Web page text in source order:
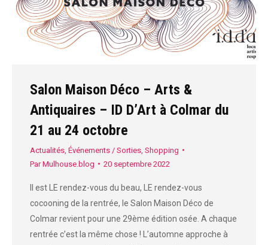
Salon Maison Déco – Arts &
Antiquaires – ID D’Art à Colmar du
21 au 24 octobre
Actualités Événements / Sorties Shopping
ParMulhouse.blog 20 septembre 2022
Il est LE rendez-vous du beau, LE rendez-vous
cocooning de la rentrée, le Salon Maison Déco de
Colmar revient pour une 29ème édition osée. A chaque
rentrée c’est la même chose ! L’automne approche à